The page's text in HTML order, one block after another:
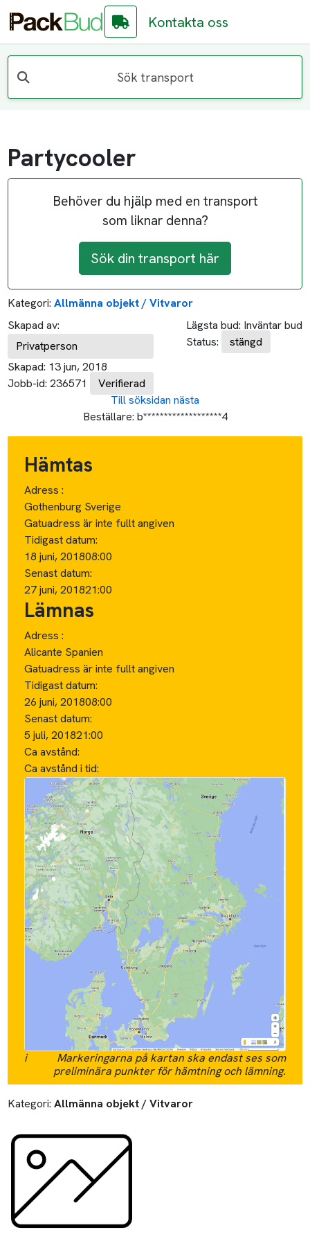
Kontakta oss
Sök transport
Partycooler
Behöver du hjälp med en transport
som liknar denna?
Sök din transport här
Kategori: Allmänna objekt / Vitvaror
Skapad av:
Privatperson
Skapad: 13 jun, 2018
Jobb-id: 236571 Verifierad
Lägsta bud: Inväntar bud
Status:
stängd
Till söksidan nästa
Beställare: b*******************4
Hämtas
Adress :
Gothenburg Sverige
Gatuadress är inte fullt angiven
Tidigast datum:
18 juni, 201808:00
Senast datum:
27 juni, 201821:00
Lämnas
Adress :
Alicante Spanien
Gatuadress är inte fullt angiven
Tidigast datum:
26 juni, 201808:00
Senast datum:
5 juli, 201821:00
Ca avstånd:
Ca avstånd i tid:
i
Markeringarna på kartan ska endast ses som
preliminära punkter för hämtning och lämning.
Kategori: Allmänna objekt / Vitvaror